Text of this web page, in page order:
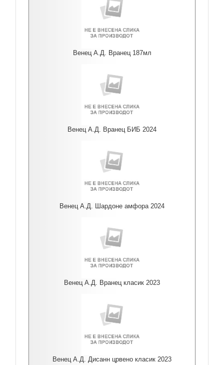
Венец А.Д. Вранец 187мл
Венец А.Д. Вранец БИБ 2024
Венец А.Д. Шардоне амфора 2024
Венец А.Д. Вранец класик 2023
Венец А.Д. Дисанн црвено класик 2023